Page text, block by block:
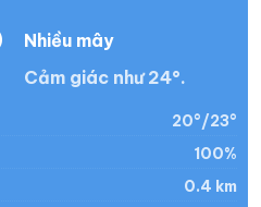
Nhiều mây
Cảm giác như 24°.
20°/23°
100%
0.4 km